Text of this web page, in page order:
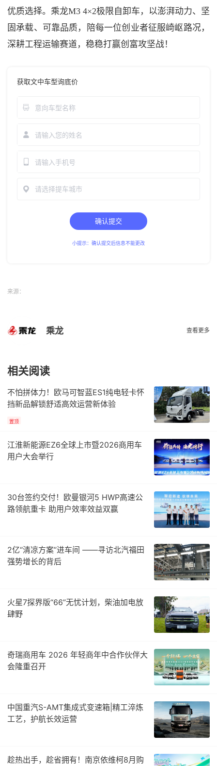
优质选择。乘龙M3 4×2极限自卸车，以澎湃动力、坚
固承载、可靠品质，陪每一位创业者征服崎岖路况，
深耕工程运输赛道，稳稳打赢创富攻坚战！
获取文中车型询底价
请选择提车城市
确认提交
小提示：确认提交后信息不能更改
来源：
乘龙 查看更多
相关阅读
不怕拼体力！欧马可智蓝ES1纯电轻卡怀
挡新品解锁舒适高效运营新体验
置顶
江淮新能源EZ6全球上市暨2026商用车
用户大会举行
30台签约交付！欧曼银河5 HWP高速公
路领航重卡 助用户效率效益双赢
2亿“清凉方案”进车间 ——寻访北汽福田
强势增长的背后
火星7探界版“66”无忧计划，柴油加电放
肆野
奇瑞商用车 2026 年轻商年中合作伙伴大
会隆重召开
中国重汽S-AMT集成式变速箱|精工淬炼
工艺，护航长效运营
趁热出手，趁省拥有！南京依维柯8月购